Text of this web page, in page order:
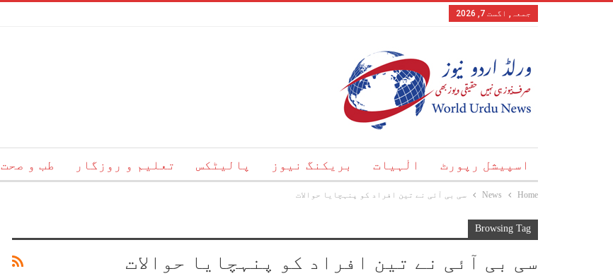
جمعہ, اگست 7, 2026
اسپیشل رپورٹ الٰہیات بریکنگ نیوز پالیٹکس تعلیم و روزگار طب و صحت
Home
News سی بی آئی نے تین افراد کو پنہچایا حوالات
Browsing Tag
سی بی آئی نے تین افراد کو پنہچایا حوالات